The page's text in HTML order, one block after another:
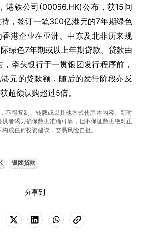
港铁公司(00066.HK)公布，获15间
，签订一笔300亿港元的7年期绿色
港企业在亚洲、中东及北非历来规
绿色7年期或以上年期贷款。贷款由
牵头银行于一贯银团发行程序前，
元的贷款额，随后的发行阶段亦反
超额认购超过5倍。
不得复制、转载或以其他方式使用本内容。新时
供者竭力确保数据准确可靠，但不保证数据绝对正
成任何投资建议，交易风险自担。
银团贷款
分享到